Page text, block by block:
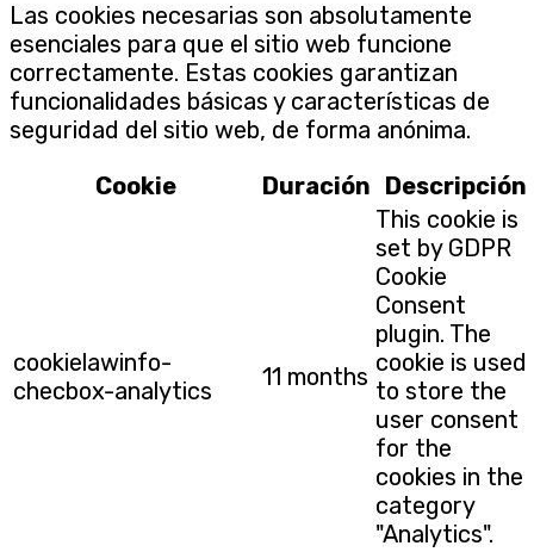
Las cookies necesarias son absolutamente
esenciales para que el sitio web funcione
correctamente. Estas cookies garantizan
funcionalidades básicas y características de
seguridad del sitio web, de forma anónima.
Cookie
Duración Descripción
cookielawinfo-
checbox-analytics
11 months
This cookie is
set by GDPR
Cookie
Consent
plugin. The
cookie is used
to store the
user consent
for the
cookies in the
category
"Analytics".